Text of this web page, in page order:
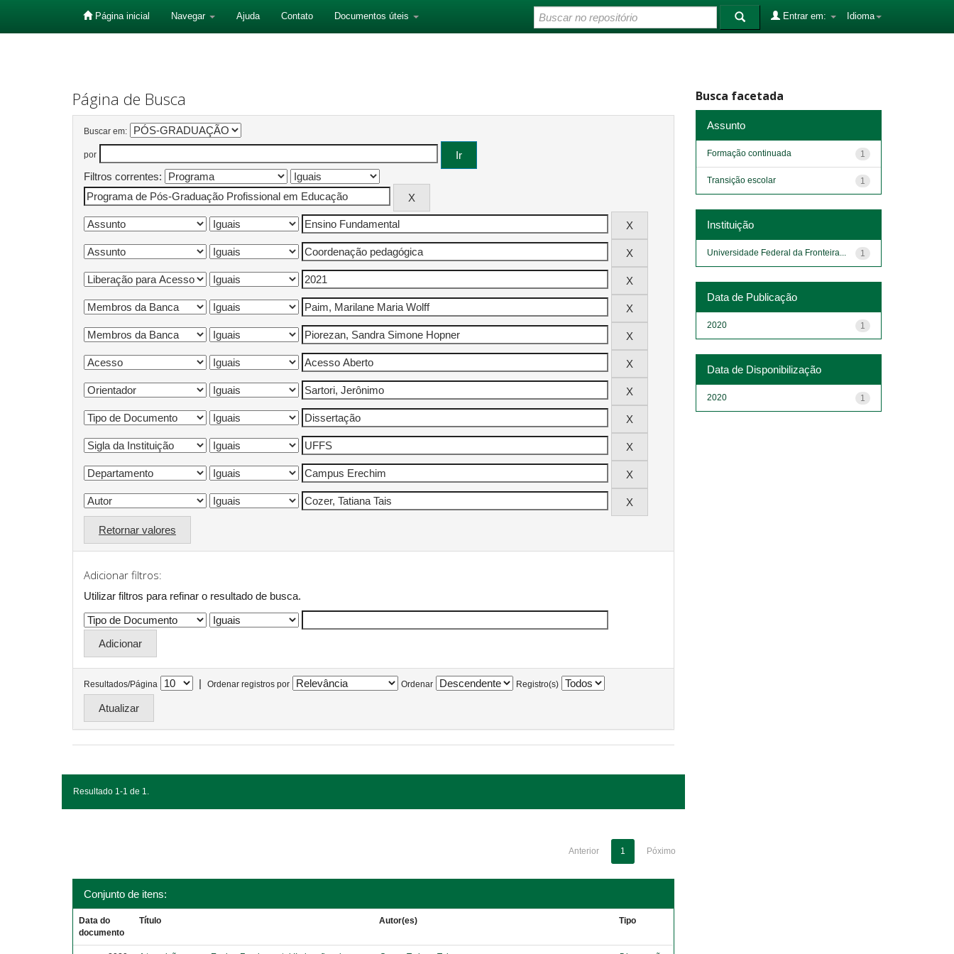
Página inicial Navegar Ajuda Contato Documentos úteis Idioma
Entrar em:
Página de Busca
Buscar em:
por
Filtros correntes:
Retornar valores
Adicionar filtros:
Utilizar filtros para refinar o resultado de busca.
Resultados/Página | Ordenar registros por Ordenar Registro(s)
Resultado 1-1 de 1.
Anterior 1 Póximo
Conjunto de itens:
Data do
documento
Título Autor(es) Tipo
Busca facetada
Assunto
1
Formação continuada
1
Transição escolar
Instituição
1
Universidade Federal da Fronteira...
Data de Publicação
1
2020
Data de Disponibilização
1
2020